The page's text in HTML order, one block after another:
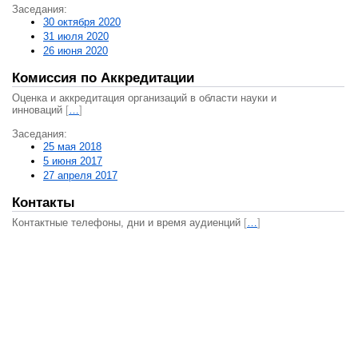
Заседания:
30 октября 2020
31 июля 2020
26 июня 2020
Комиссия по Аккредитации
Оценка и аккредитация организаций в области науки и
инноваций […]
Заседания:
25 мая 2018
5 июня 2017
27 апреля 2017
Контакты
Контактные телефоны, дни и время аудиенций […]